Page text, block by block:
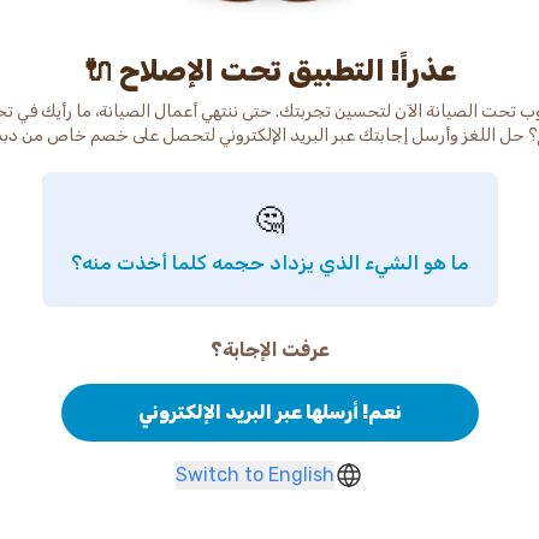
عذراً! التطبيق تحت الإصلاح 🔌
تحت الصيانة الآن لتحسين تجربتك. حتى ننتهي أعمال الصيانة، ما رأيك في
حل اللغز وأرسل إجابتك عبر البريد الإلكتروني لتحصل على خصم خاص من
🤔
ما هو الشيء الذي يزداد حجمه كلما أخذت منه؟
عرفت الإجابة؟
نعم! أرسلها عبر البريد الإلكتروني
Switch to English